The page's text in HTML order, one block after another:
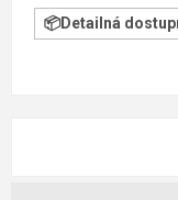
Detailná